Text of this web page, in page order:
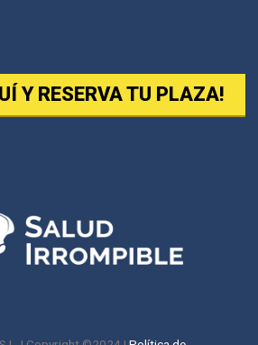
Y RESERVA TU PLAZA!